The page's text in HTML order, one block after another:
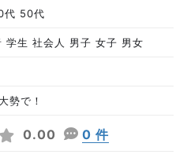
代 50代
学生 社会人 男子 女子 男女
勢で！
0.00 0 件